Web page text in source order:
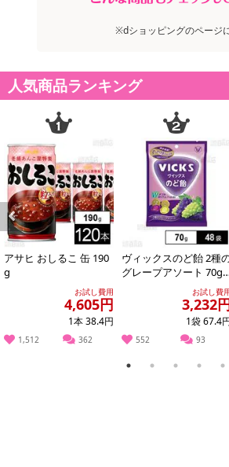
※dショッピングのページ
人気商品ランキング
Previous
アサヒ おしるこ 缶 190
g
お試し費用
4,605円
1本 38.4円
1,512 362
ヴィックスのど飴 2種
グレープアソート 70g
お試し費
3,232
1袋 67.4
552 93
1 2 3 4 5